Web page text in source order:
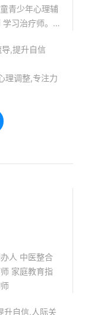
青少年心理辅
习治疗师。
：童年创伤影
器质性身体病
恋爱及学生各
,提升自信
理调整,专注力
人 中医整合
家庭教育指
升自信,人际关